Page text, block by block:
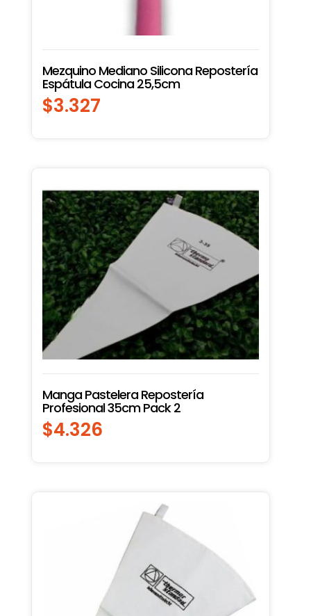
Mezquino Mediano Silicona Repostería
Espátula Cocina 25,5cm
$3.327
Manga Pastelera Repostería
Profesional 35cm Pack 2
$4.326